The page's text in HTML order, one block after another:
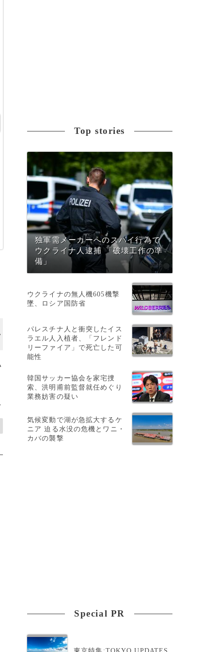
Top stories
独軍需メーカーへのスパイ行為で
ウクライナ人逮捕 「破壊工作の準
備」
ウクライナの無人機605機撃
墜、ロシア国防省
パレスチナ人と衝突したイス
ラエル人入植者、「フレンド
リーファイア」で死亡した可
能性
韓国サッカー協会を家宅捜
索、洪明甫前監督就任めぐり
業務妨害の疑い
気候変動で湖が急拡大するケ
ニア 迫る水没の危機とワニ・
カバの襲撃
Special PR
東京特集:TOKYO UPDATES